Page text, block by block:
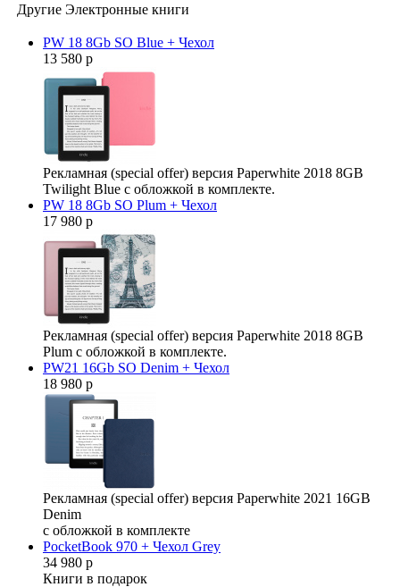
Другие Электронные книги
PW 18 8Gb SO Blue + Чехол
13 580 р
Рекламная (special offer) версия Paperwhite 2018 8GB
Twilight Blue с обложкой в комплекте.
PW 18 8Gb SO Plum + Чехол
17 980 р
Рекламная (special offer) версия Paperwhite 2018 8GB
Plum с обложкой в комплекте.
PW21 16Gb SO Denim + Чехол
18 980 р
Рекламная (special offer) версия Paperwhite 2021 16GB
Denim
с обложкой в комплекте
PocketBook 970 + Чехол Grey
34 980 р
Книги в подарок